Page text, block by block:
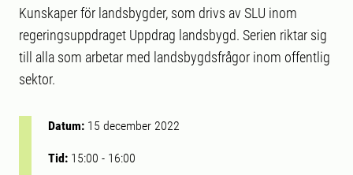
Kunskaper för landsbygder, som drivs av SLU inom
regeringsuppdraget Uppdrag landsbygd. Serien riktar sig
till alla som arbetar med landsbygdsfrågor inom offentlig
sektor.
Datum: 15 december 2022
Tid: 15:00 - 16:00